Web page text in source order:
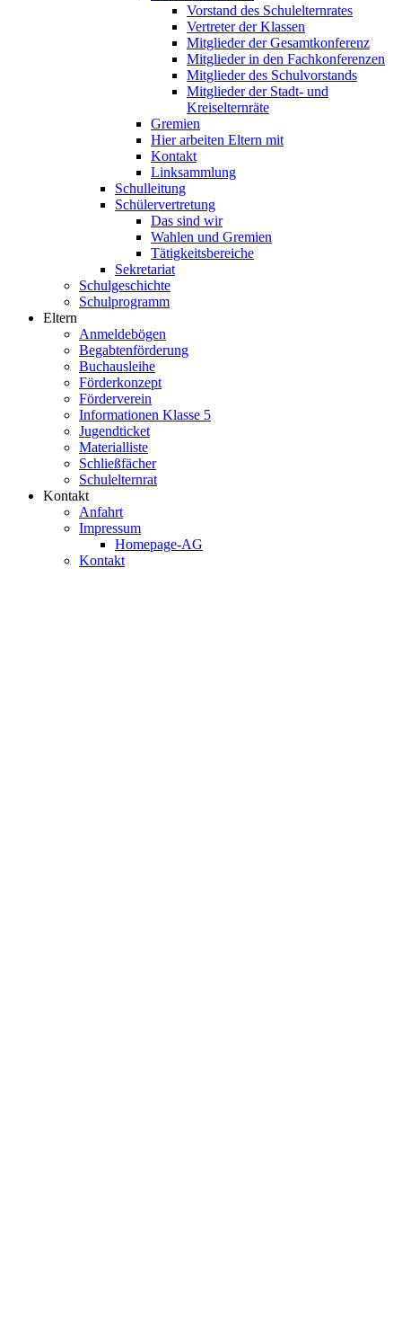
Vorstand des Schulelternrates
Vertreter der Klassen
Mitglieder der Gesamtkonferenz
Mitglieder in den Fachkonferenzen
Mitglieder des Schulvorstands
Mitglieder der Stadt- und
Kreiselternräte
Gremien
Hier arbeiten Eltern mit
Kontakt
Linksammlung
Schulleitung
Schülervertretung
Das sind wir
Wahlen und Gremien
Tätigkeitsbereiche
Sekretariat
Schulgeschichte
Schulprogramm
Eltern
Anmeldebögen
Begabtenförderung
Buchausleihe
Förderkonzept
Förderverein
Informationen Klasse 5
Jugendticket
Materialliste
Schließfächer
Schulelternrat
Kontakt
Anfahrt
Impressum
Homepage-AG
Kontakt